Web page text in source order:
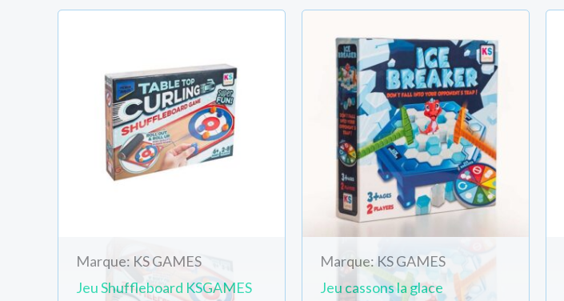
Marque: KS GAMES
Jeu Shuffleboard KSGAMES
Marque: KS GAMES
Jeu cassons la glace